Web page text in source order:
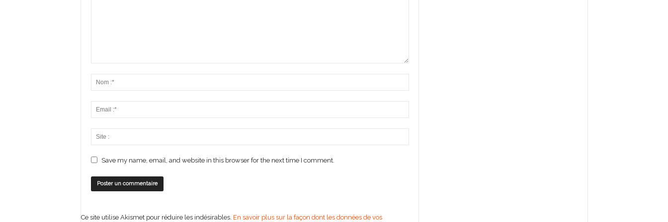
Save my name, email, and website in this browser for the next time I comment.
Ce site utilise Akismet pour réduire les indésirables. En savoir plus sur la façon dont les données de vos